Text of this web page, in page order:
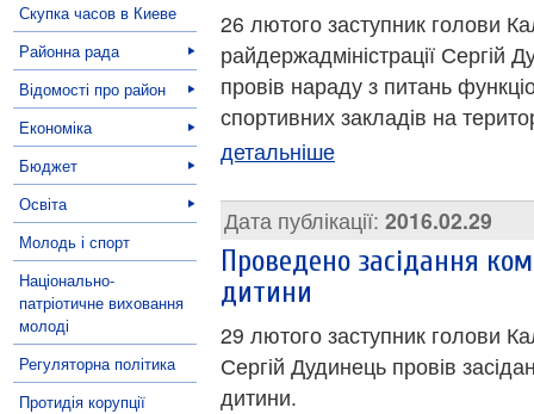
Скупка часов в Киеве
Районна рада
Відомості про район
Економіка
Бюджет
Освіта
Молодь і спорт
Національно-
патріотичне виховання
молоді
Регуляторна політика
Протидія корупції
26 лютого заступник голови
райдержадміністрації Сергій
провів нараду з питань
спортивних закладів на
детальніше
Дата публікації: 2016.02.29
Проведено засідання
дитини
29 лютого заступник голови
Сергій Дудинець провів
дитини.